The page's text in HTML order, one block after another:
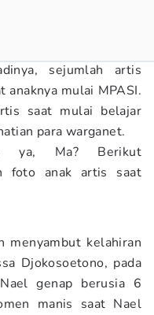
sejumlah artis
anaknya mulai MPASI.
saat mulai belajar
para warganet.
ya, Ma? Berikut
foto anak artis saat
menyambut kelahiran
Djokosoetono, pada
genap berusia 6
manis saat Nael